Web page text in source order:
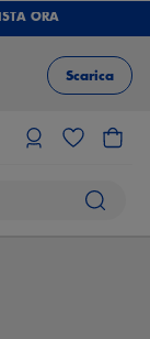
ORA
Scarica